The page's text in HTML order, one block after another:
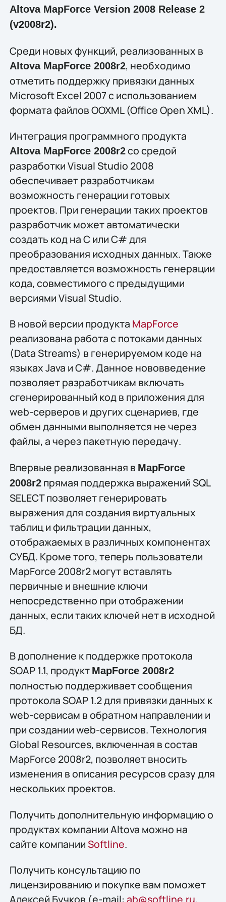
Altova MapForce Version 2008 Release 2
(v2008r2).
Среди новых функций, реализованных в
Altova MapForce 2008r2, необходимо
отметить поддержку привязки данных
Microsoft Excel 2007 с использованием
формата файлов OOXML (Office Open XML).
Интеграция программного продукта
Altova MapForce 2008r2со средой
разработки Visual Studio 2008
обеспечивает разработчикам
возможность генерации готовых
проектов. При генерации таких проектов
разработчик может автоматически
создать код на C или С# для
преобразования исходных данных. Также
предоставляется возможность генерации
кода, совместимого с предыдущими
версиями Visual Studio.
В новой версии продукта MapForce
реализована работа с потоками данных
(Data Streams) в генерируемом коде на
языках Java и C#. Данное нововведение
позволяет разработчикам включать
сгенерированный код в приложения для
web-серверов и других сценариев, где
обмен данными выполняется не через
файлы, а через пакетную передачу.
Впервые реализованная в MapForce
2008r2прямая поддержка выражений SQL
SELECT позволяет генерировать
выражения для создания виртуальных
таблиц и фильтрации данных,
отображаемых в различных компонентах
СУБД. Кроме того, теперь пользователи
MapForce 2008r2 могут вставлять
первичные и внешние ключи
непосредственно при отображении
данных, если таких ключей нет в исходной
БД.
В дополнение к поддержке протокола
SOAP 1.1, продукт MapForce 2008r2
полностью поддерживает сообщения
протокола SOAP 1.2 для привязки данных к
web-сервисам в обратном направлении и
при создании web-сервисов. Технология
Global Resources, включенная в состав
MapForce 2008r2, позволяет вносить
изменения в описания ресурсов сразу для
нескольких проектов.
Получить дополнительную информацию о
продуктах компании Altova можно на
сайте компанииSoftline.
Получить конcультацию по
лицензированию и покупке вам поможет
Алексей Бучков (e-mail: ab@softline.ru,